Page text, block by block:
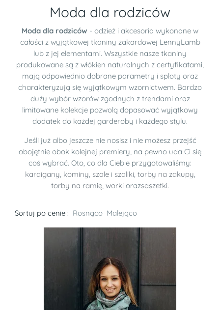
Moda dla rodziców
Moda dla rodziców - odzież i akcesoria wykonane w
całości z wyjątkowej tkaniny żakardowej LennyLamb
lub z jej elementami. Wszystkie nasze tkaniny
produkowane są z włókien naturalnych z certyfikatami,
mają odpowiednio dobrane parametry i sploty oraz
charakteryzują się wyjątkowym wzornictwem. Bardzo
duży wybór wzorów zgodnych z trendami oraz
limitowane kolekcje pozwolą dopasować wyjątkowy
dodatek do każdej garderoby i każdego stylu.
Jeśli już albo jeszcze nie nosisz i nie możesz przejść
obojętnie obok kolejnej premiery, na pewno uda Ci się
coś wybrać. Oto, co dla Ciebie przygotowaliśmy:
kardigany, kominy, szalei szaliki, torby na zakupy,
torby na ramię, worki orazsaszetki.
Sortuj po cenie : Rosnąco Malejąco